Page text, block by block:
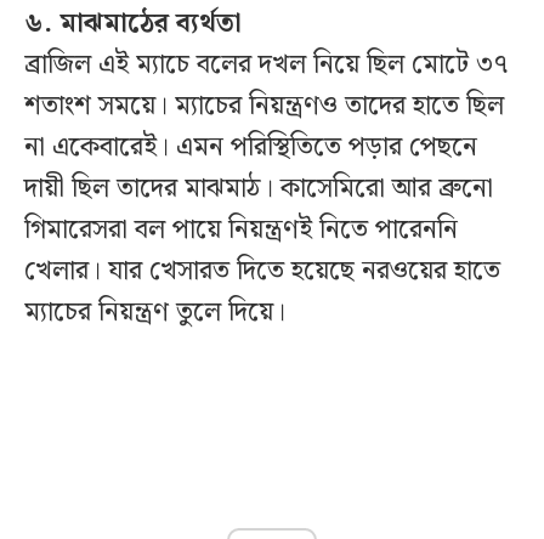
৬. মাঝমাঠের ব্যর্থতা
ব্রাজিল এই ম্যাচে বলের দখল নিয়ে ছিল মোটে ৩৭
শতাংশ সময়ে। ম্যাচের নিয়ন্ত্রণও তাদের হাতে ছিল
না একেবারেই। এমন পরিস্থিতিতে পড়ার পেছনে
দায়ী ছিল তাদের মাঝমাঠ। কাসেমিরো আর ব্রুনো
গিমারেসরা বল পায়ে নিয়ন্ত্রণই নিতে পারেননি
খেলার। যার খেসারত দিতে হয়েছে নরওয়ের হাতে
ম্যাচের নিয়ন্ত্রণ তুলে দিয়ে।